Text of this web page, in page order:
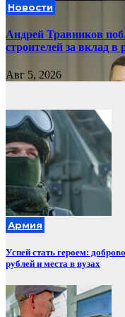
Новости
Андрей Травников
строителей за вклад в
Авг 5, 2026
Армия
Успей стать героем:
рублей и места в вузах